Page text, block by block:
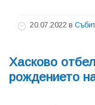
20.07.2022 в
Хасково
рождението